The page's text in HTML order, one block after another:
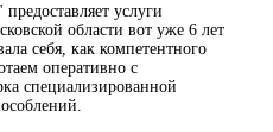
услуги
области вот уже 6 лет
себя, как компетентного
оперативно с
специализированной